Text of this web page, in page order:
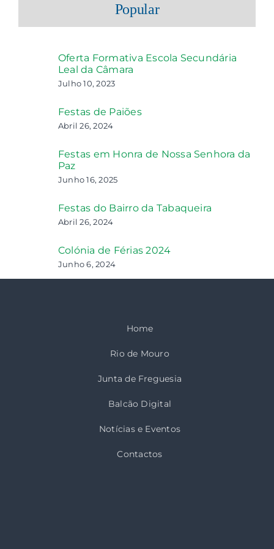
Popular
Oferta Formativa Escola Secundária
Leal da Câmara
Julho 10, 2023
Festas de Paiões
Abril 26, 2024
Festas em Honra de Nossa Senhora da
Paz
Junho 16, 2025
Festas do Bairro da Tabaqueira
Abril 26, 2024
Colónia de Férias 2024
Junho 6, 2024
Home
Rio de Mouro
Junta de Freguesia
Balcão Digital
Notícias e Eventos
Contactos